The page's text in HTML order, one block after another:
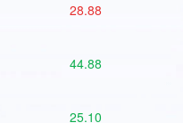
28.88
44.88
25.10